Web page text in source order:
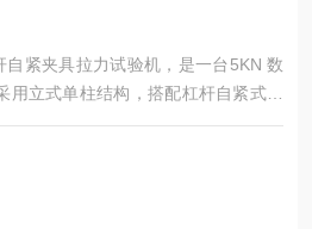
紧夹具拉力试验机，是一台5KN 数
用立式单柱结构，搭配杠杆自紧式夹
试样的自动夹紧，专为小力值材料的
质检与研发场景。